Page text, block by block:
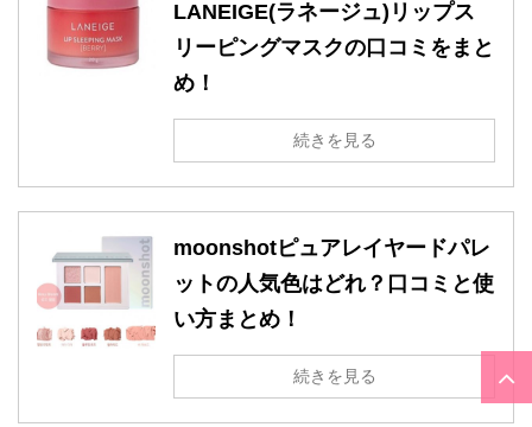
LANEIGE(ラネージュ)リップス
リーピングマスクの口コミをまと
め！
続きを見る
moonshotピュアレイヤードパレ
ットの人気色はどれ？口コミと使
い方まとめ！
続きを見る